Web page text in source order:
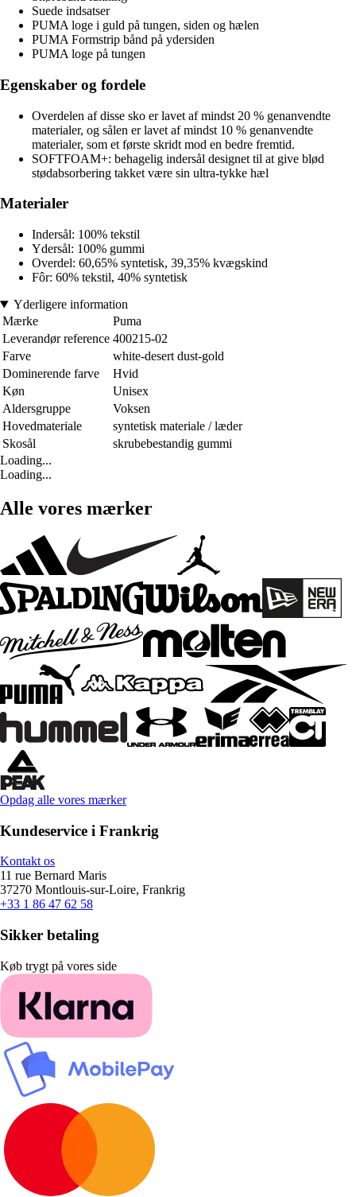
Suede indsatser
PUMA loge i guld på tungen, siden og hælen
PUMA Formstrip bånd på ydersiden
PUMA loge på tungen
Egenskaber og fordele
Overdelen af disse sko er lavet af mindst 20 % genanvendte
materialer, og sålen er lavet af mindst 10 % genanvendte
materialer, som et første skridt mod en bedre fremtid.
SOFTFOAM+: behagelig indersål designet til at give blød
stødabsorbering takket være sin ultra-tykke hæl
Materialer
Indersål: 100% tekstil
Ydersål: 100% gummi
Overdel: 60,65% syntetisk, 39,35% kvægskind
Fôr: 60% tekstil, 40% syntetisk
Yderligere information
Mærke
Puma
Leverandør reference 400215-02
Farve
white-desert dust-gold
Dominerende farve
Hvid
Køn
Unisex
Aldersgruppe
Voksen
Hovedmateriale
syntetisk materiale / læder
Skosål
skrubebestandig gummi
Loading...
Loading...
Alle vores mærker
Opdag alle vores mærker
Kundeservice i Frankrig
Kontakt os
11 rue Bernard Maris
37270 Montlouis-sur-Loire, Frankrig
+33 1 86 47 62 58
Sikker betaling
Køb trygt på vores side